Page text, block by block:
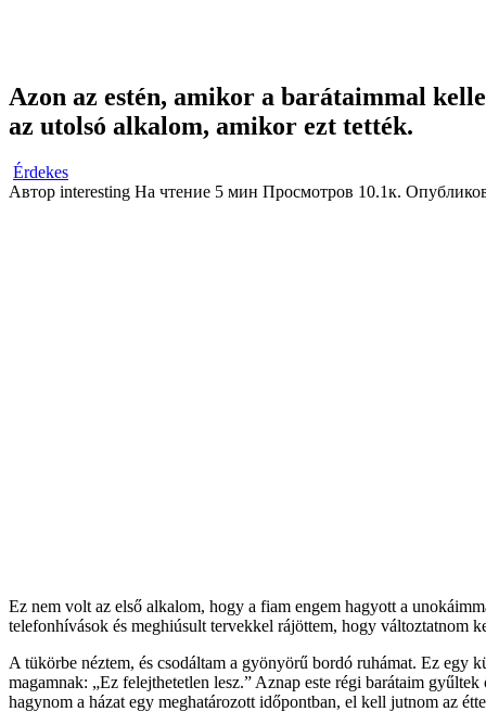
Azon az estén, amikor a barátaimmal
az utolsó alkalom, amikor ezt tették.
Érdekes
Автор interesting На чтение 5 мин Просмотров 10.1к.
Ez nem volt az első alkalom, hogy a fiam engem hagyott a
telefonhívások és meghiúsult tervekkel rájöttem, hogy változtatnom
A tükörbe néztem, és csodáltam a gyönyörű bordó ruhámat. Ez egy
magamnak: „Ez felejthetetlen lesz.” Aznap este régi barátaim
hagynom a házat egy meghatározott időpontban, el kell jutnom az